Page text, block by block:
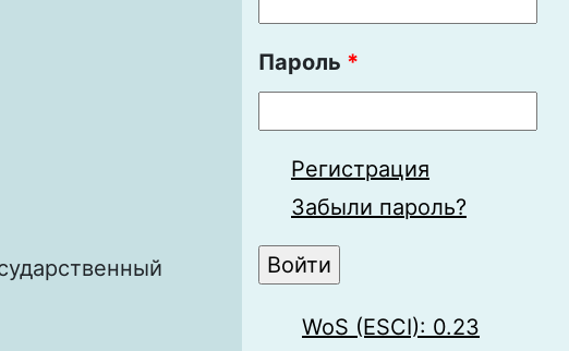
Пароль *
Регистрация
Забыли пароль?
WoS (ESCI): 0.23